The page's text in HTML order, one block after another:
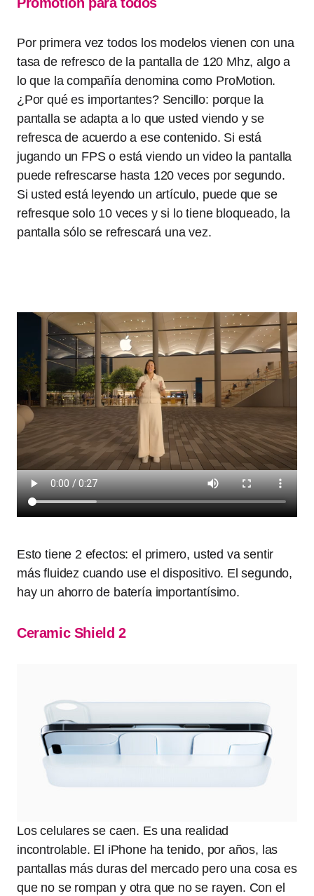
Por primera vez todos los modelos vienen con una
tasa de refresco de la pantalla de 120 Mhz, algo a
lo que la compañía denomina como ProMotion.
¿Por qué es importantes? Sencillo: porque la
pantalla se adapta a lo que usted viendo y se
refresca de acuerdo a ese contenido. Si está
jugando un FPS o está viendo un video la pantalla
puede refrescarse hasta 120 veces por segundo.
Si usted está leyendo un artículo, puede que se
refresque solo 10 veces y si lo tiene bloqueado, la
pantalla sólo se refrescará una vez.
Esto tiene 2 efectos: el primero, usted va sentir
más fluidez cuando use el dispositivo. El segundo,
hay un ahorro de batería importantísimo.
Ceramic Shield 2
Los celulares se caen. Es una realidad
incontrolable. El iPhone ha tenido, por años, las
pantallas más duras del mercado pero una cosa es
que no se rompan y otra que no se rayen. Con el